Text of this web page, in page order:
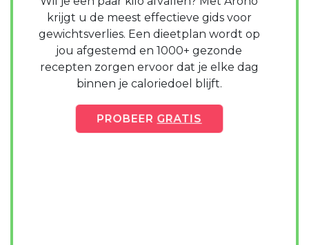
krijgt u de meest effectieve gids voor
gewichtsverlies. Een dieetplan wordt op
jou afgestemd en 1000+ gezonde
recepten zorgen ervoor dat je elke dag
binnen je caloriedoel blijft.
PROBEER GRATIS